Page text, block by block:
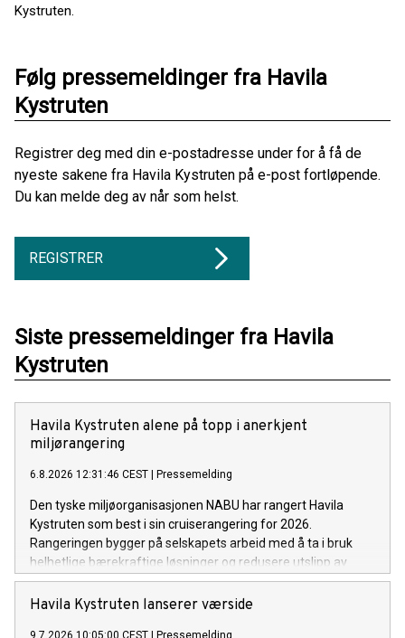
Kystruten.
Følg pressemeldinger fra Havila
Kystruten
Registrer deg med din e-postadresse under for å få de
nyeste sakene fra Havila Kystruten på e-post fortløpende.
Du kan melde deg av når som helst.
REGISTRER
Siste pressemeldinger fra Havila
Kystruten
Havila Kystruten alene på topp i anerkjent
miljørangering
6.8.2026 12:31:46 CEST Pressemelding
Den tyske miljøorganisasjonen NABU har rangert Havila
Kystruten som best i sin cruiserangering for 2026.
Rangeringen bygger på selskapets arbeid med å ta i bruk
helhetlige bærekraftige løsninger og redusere utslipp av
klimagasser og luftforurensning langs norskekysten. Som i
fjor setter det norskeide rederiet standarden for
Havila Kystruten lanserer værside
9.7.2026 10:05:00 CEST Pressemelding